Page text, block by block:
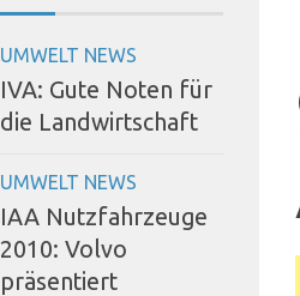
UMWELT NEWS
IVA: Gute Noten für
die Landwirtschaft
UMWELT NEWS
IAA Nutzfahrzeuge
2010: Volvo
präsentiert